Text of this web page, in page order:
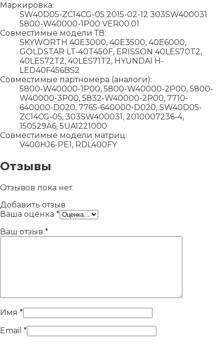
Маркировка:
SW40D05-ZC14CG-05 2015-02-12 303SW400031
5800-W40000-1P00 VER00.01
Совместимые модели ТВ:
SKYWORTH 40E3000, 40E3500, 40E6000,
GOLDSTAR LT-40T450F, ERISSON 40LES70T2,
40LES72T2, 40LES71T2, HYUNDAI H-
LED40F456BS2
Совместимые партномера (аналоги):
5800-W40000-1P00, 5800-W40000-2P00, 5800-
W40000-3P00, 5832-W40000-2P00, 7710-
640000-D020, 7765-640000-D020, SW40D05-
ZC14CG-05, 303SW400031, 2010007236-4,
150529A6, 5UA1221000
Совместимые модели матриц:
V400HJ6-PE1, RDL400FY
Отзывы
Отзывов пока нет.
Добавить отзыв
Ваша оценка *
Ваш отзыв *
Имя *
Email *